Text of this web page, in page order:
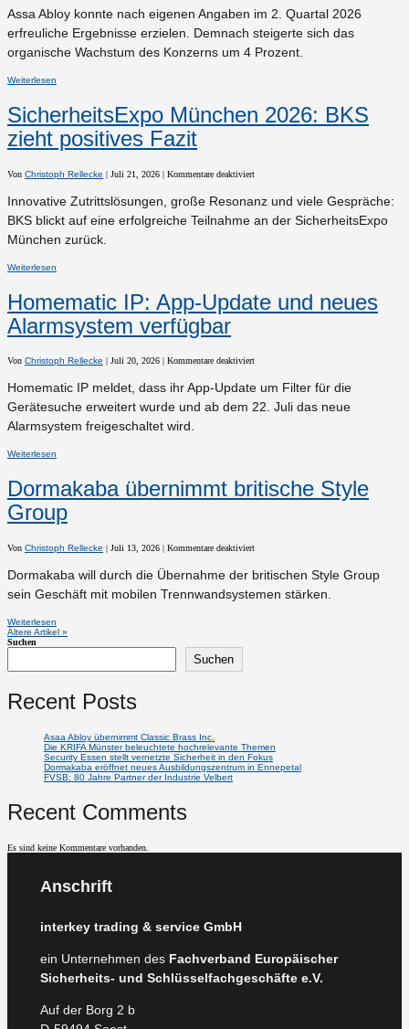
meldet
2.
Quartal
Assa Abloy konnte nach eigenen Angaben im 2. Quartal 2026
erfreuliche Ergebnisse erzielen. Demnach steigerte sich das
organische Wachstum des Konzerns um 4 Prozent.
Weiterlesen
SicherheitsExpo München 2026: BKS
zieht positives Fazit
Von Christoph Rellecke | Juli 21, 2026 | Kommentare deaktiviertfür
2026:
zieht
Innovative Zutrittslösungen, große Resonanz und viele Gespräche:
BKS blickt auf eine erfolgreiche Teilnahme an der SicherheitsExpo
München zurück.
Weiterlesen
Homematic IP: App-Update und neues
Alarmsystem verfügbar
Von Christoph Rellecke Juli 20, 2026 Kommentare deaktiviertfür
App-
Update
und
Homematic IP meldet, dass ihr App-Update um Filter für die
Gerätesuche erweitert wurde und ab dem 22. Juli das neue
Alarmsystem freigeschaltet wird.
Weiterlesen
Dormakaba übernimmt britische Style
Group
Von Christoph Rellecke | Juli 13, 2026 | Kommentare deaktiviertfür
britische
Group
Dormakaba will durch die Übernahme der britischen Style Group
sein Geschäft mit mobilen Trennwandsystemen stärken.
Weiterlesen
Ältere Artikel »
Suchen
Suchen
Recent Posts
Asaa Abloy übernimmt Classic Brass Inc.
Die KRIFA Münster beleuchtete hochrelevante Themen
Security Essen stellt vernetzte Sicherheit in den Fokus
Dormakaba eröffnet neues Ausbildungszentrum in Ennepetal
FVSB: 80 Jahre Partner der Industrie Velbert
Recent Comments
Es sind keine Kommentare vorhanden.
Anschrift
interkey trading & service GmbH
ein Unternehmen des Fachverband Europäischer
Sicherheits- und Schlüsselfachgeschäfte e.V.
Auf der Borg 2 b